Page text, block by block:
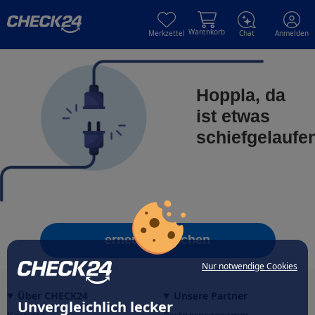
Nur notwendige Cookies
Unvergleichlich lecker
Merkzettel Warenkorb Chat Anmelden
Hoppla, da
ist etwas
erneut versuchen